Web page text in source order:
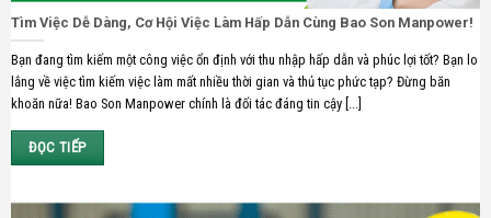
Tìm Việc Dễ Dàng, Cơ Hội Việc Làm Hấp Dẫn Cùng Bao Son Manpower!
Bạn đang tìm kiếm một công việc ổn định với thu nhập hấp dẫn và phúc lợi tốt? Bạn lo
lắng về việc tìm kiếm việc làm mất nhiều thời gian và thủ tục phức tạp? Đừng băn
khoăn nữa! Bao Son Manpower chính là đối tác đáng tin cậy [...]
ĐỌC TIẾP